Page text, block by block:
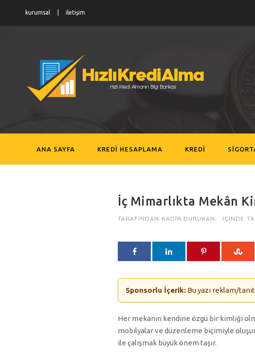
kurumsal iletişim
ANA SAYFA KREDI HESAPLAMA KREDI
İç Mimarlıkta Mekân
TARAFINDAN KADIR DURUKAN IÇINDE
Sponsorlu İçerik: Bu yazı reklam/
Her mekanın kendine özgü bir kimliği
mobilyalar ve düzenleme biçimiyle
ile çalışmak büyük önem taşır.